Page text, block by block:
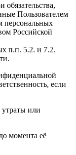
Пользователем
персональных
Российской
п.п. 5.2. и 7.2.
если
или
момента её